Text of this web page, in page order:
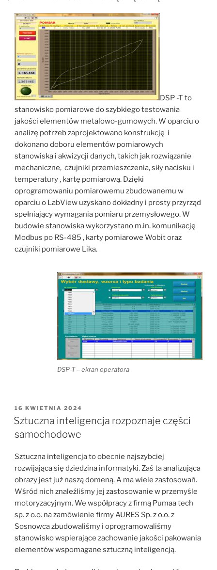
DSP -T to
stanowisko pomiarowe do szybkiego testowania
jakości elementów metalowo-gumowych. W oparciu o
analizę potrzeb zaprojektowano konstrukcję i
dokonano doboru elementów pomiarowych
stanowiska i akwizycji danych, takich jak rozwiązanie
mechaniczne, czujniki przemieszczenia, siły nacisku i
temperatury , kartę pomiarową. Dzięki
oprogramowaniu pomiarowemu zbudowanemu w
oparciu o LabView uzyskano dokładny i prosty przyrząd
spełniający wymagania pomiaru przemysłowego. W
budowie stanowiska wykorzystano m.in. komunikację
Modbus po RS-485 , karty pomiarowe Wobit oraz
czujniki pomiarowe Lika.
DSP-T – ekran operatora
OPUBLIKOWANE
W
16 KWIETNIA 2024
Sztuczna inteligencja rozpoznaje części
samochodowe
Sztuczna inteligencja to obecnie najszybciej
rozwijająca się dziedzina informatyki. Zaś ta analizująca
obrazy jest już naszą domeną. A ma wiele zastosowań.
Wśród nich znaleźliśmy jej zastosowanie w przemyśle
motoryzacyjnym. We współpracy z firmą Pumaa tech
sp. z o.o. na zamówienie firmy AURES Sp. z o.o. z
Sosnowca zbudowaliśmy i oprogramowaliśmy
stanowisko wspierające zachowanie jakości pakowania
elementów wspomagane sztuczną inteligencją.